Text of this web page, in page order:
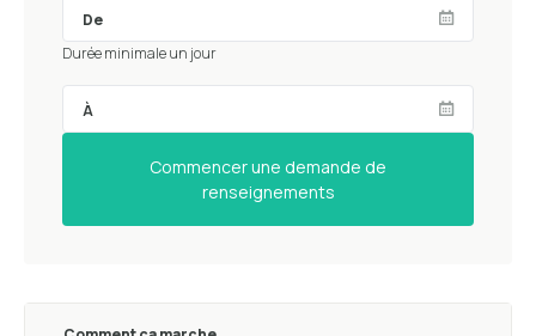
Durée minimale un jour
Commencer une demande de
renseignements